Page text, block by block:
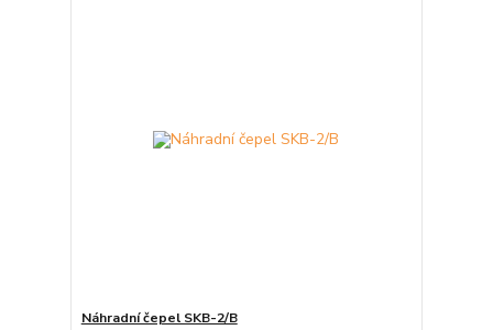
Náhradní čepel SKB-2/B